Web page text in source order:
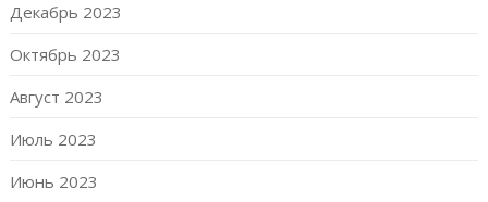
Декабрь 2023
Октябрь 2023
Август 2023
Июль 2023
Июнь 2023